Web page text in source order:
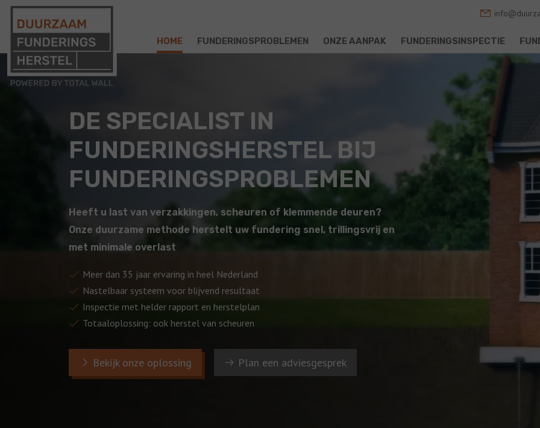
HOME FUNDERINGSPROBLEMEN ONZE AANPAK FUNDERINGSINSPECTIE
DE SPECIALIST IN
FUNDERINGSHERSTEL BIJ
FUNDERINGSPROBLEMEN
Heeft u last van verzakkingen, scheuren of klemmende deuren?
Onze duurzame methode herstelt uw fundering snel, trillingsvrij en
met minimale overlast
Meer dan 35 jaar ervaring in heel Nederland
Nastelbaar systeem voor blijvend resultaat
Inspectie met helder rapport en herstelplan
Totaaloplossing: ook herstel van scheuren
Bekijk onze oplossing Plan een adviesgesprek